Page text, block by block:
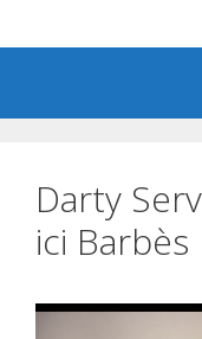
au
Darty
ici Barbès
Lecteur